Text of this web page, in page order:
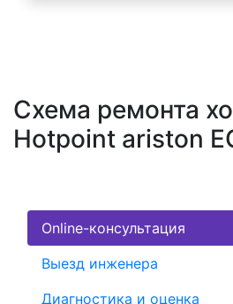
Схема ремонта
Hotpoint ariston
Online-консультация
Выезд инженера
Диагностика и оценка